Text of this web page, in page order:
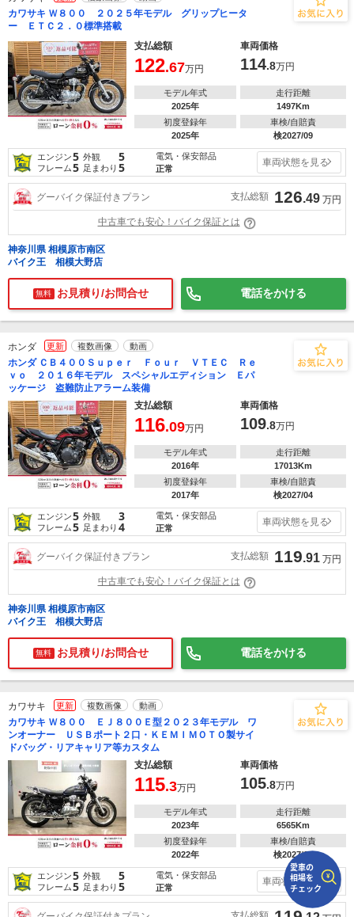
カワサキ Ｗ８００ ２０２５年モデル グリップヒータ
ー ＥＴＣ２．０標準搭載
支払総額
車両価格
122.67万円 114.8万円
モデル年式
2025年
走行距離
1497Km
初度登録年
2025年
車検/自賠責
検2027/09
エンジン5 外観 5
フレーム5 足まわり 5
電気・保安部品
正常
車両状態を見る
グーバイク保証付きプラン 支払総額 126.49 万円
中古車でも安心！バイク保証とは
神奈川県 相模原市南区
バイク王 相模大野店
無料 お見積り/お問合せ 電話をかける
ホンダ 更新 複数画像 動画
ホンダ ＣＢ４００Ｓｕｐｅｒ Ｆｏｕｒ ＶＴＥＣ Ｒｅ
ｖｏ ２０１６年モデル スペシャルエディション Ｅパ
ッケージ 盗難防止アラーム装備
支払総額
車両価格
116.09万円 109.8万円
モデル年式
2016年
走行距離
17013Km
初度登録年
2017年
車検/自賠責
検2027/04
エンジン5 外観 3
フレーム5 足まわり 4
電気・保安部品
正常
車両状態を見る
グーバイク保証付きプラン 支払総額 119.91 万円
中古車でも安心！バイク保証とは
神奈川県 相模原市南区
バイク王 相模大野店
無料 お見積り/お問合せ 電話をかける
カワサキ 更新 複数画像 動画
カワサキ Ｗ８００ ＥＪ８００Ｅ型２０２３年モデル ワ
ンオーナー ＵＳＢポート２口・ＫＥＭＩＭＯＴＯ製サイ
ドバッグ・リアキャリア等カスタム
支払総額
車両価格
115.3万円 105.8万円
モデル年式
2023年
走行距離
6565Km
初度登録年
2022年
車検/自賠責
検2027/10
エンジン5 外観 5
フレーム5 足まわり 5
電気・保安部品
正常
車両状態を見る
で相場をチェック！
まずはメーカーを選択する
排気量
車種
型式(任意)